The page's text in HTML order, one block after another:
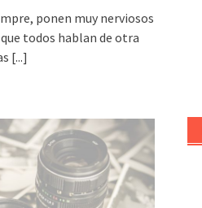
ponen muy nerviosos
todos hablan de otra
[...]